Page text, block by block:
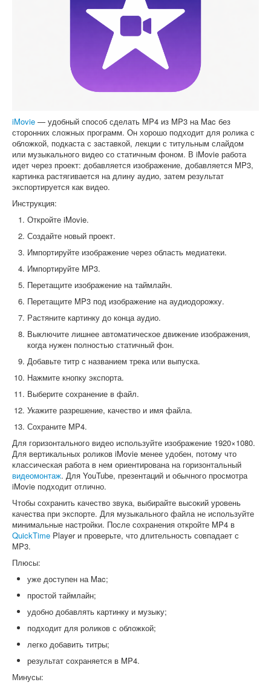
iMovie — удобный способ сделать MP4 из MP3 на Mac без
сторонних сложных программ. Он хорошо подходит для ролика с
обложкой, подкаста с заставкой, лекции с титульным слайдом
или музыкального видео со статичным фоном. В iMovie работа
идет через проект: добавляется изображение, добавляется MP3,
картинка растягивается на длину аудио, затем результат
экспортируется как видео.
Инструкция:
Откройте iMovie.
Создайте новый проект.
Импортируйте изображение через область медиатеки.
Импортируйте MP3.
Перетащите изображение на таймлайн.
Перетащите MP3 под изображение на аудиодорожку.
Растяните картинку до конца аудио.
Выключите лишнее автоматическое движение изображения,
когда нужен полностью статичный фон.
Добавьте титр с названием трека или выпуска.
Нажмите кнопку экспорта.
Выберите сохранение в файл.
Укажите разрешение, качество и имя файла.
Сохраните MP4.
Для горизонтального видео используйте изображение 1920×1080.
Для вертикальных роликов iMovie менее удобен, потому что
классическая работа в нем ориентирована на горизонтальный
видеомонтаж. Для YouTube, презентаций и обычного просмотра
iMovie подходит отлично.
Чтобы сохранить качество звука, выбирайте высокий уровень
качества при экспорте. Для музыкального файла не используйте
минимальные настройки. После сохранения откройте MP4 в
QuickTime Player и проверьте, что длительность совпадает с
MP3.
Плюсы:
уже доступен на Mac;
простой таймлайн;
удобно добавлять картинку и музыку;
подходит для роликов с обложкой;
легко добавить титры;
результат сохраняется в MP4.
Минусы: